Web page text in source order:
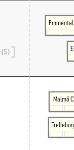
(S)
Emmental
Malmö C